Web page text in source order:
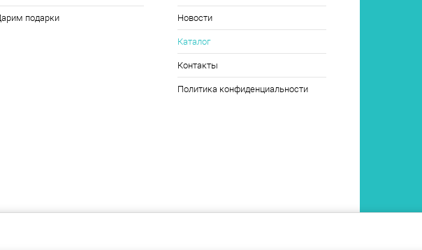
подарки Новости
Каталог
Контакты
Политика конфиденциальности